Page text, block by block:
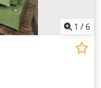
1 / 6